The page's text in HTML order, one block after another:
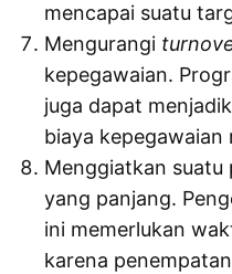
mencapai suatu
Mengurangi
kepegawaian.
juga dapat
biaya
Menggiatkan suatu
yang panjang.
ini memerlukan
karena